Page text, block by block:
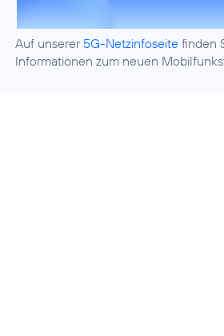
Auf unserer 5G-Netzinfoseite finden
Informationen zum neuen